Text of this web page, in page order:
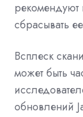
рекомендуют
сбрасывать
Всплеск
может быть
обновлений